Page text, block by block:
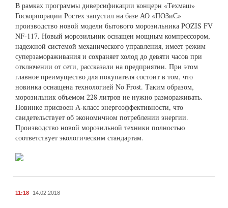
В рамках программы диверсификации концерн «Техмаш»
Госкорпорации Ростех запустил на базе АО «ПОЗиС»
производство новой модели бытового морозильника POZIS FV
NF-117. Новый морозильник оснащен мощным компрессором,
надежной системой механического управления, имеет режим
суперзамораживания и сохраняет холод до девяти часов при
отключении от сети, рассказали на предприятии. При этом
главное преимущество для покупателя состоит в том, что
новинка оснащена технологией No Frost. Таким образом,
морозильник объемом 228 литров не нужно размораживать.
Новинке присвоен А-класс энергоэффективности, что
свидетельствует об экономичном потреблении энергии.
Производство новой морозильной техники полностью
соответствует экологическим стандартам.
11:18 14.02.2018